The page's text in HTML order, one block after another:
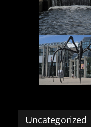
Uncategorized